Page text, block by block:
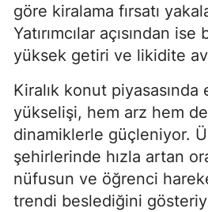
göre kiralama fırsatı
Yatırımcılar açısından
yüksek getiri ve likidite
Kiralık konut piyasasında
yükselişi, hem arz hem
dinamiklerle güçleniyor.
şehirlerinde hızla artan
nüfusun ve öğrenci
trendi beslediğini